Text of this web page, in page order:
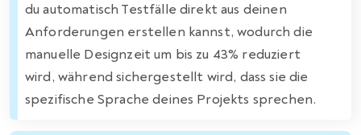
du automatisch Testfälle direkt aus deinen
Anforderungen erstellen kannst, wodurch die
manuelle Designzeit um bis zu 43% reduziert
wird, während sichergestellt wird, dass sie die
spezifische Sprache deines Projekts sprechen.